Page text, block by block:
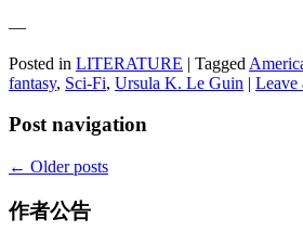
—
Posted in LITERATURE | Tagged
fantasy, Sci-Fi, Ursula K. Le Guin | Leave
Post navigation
← Older posts
作者公告